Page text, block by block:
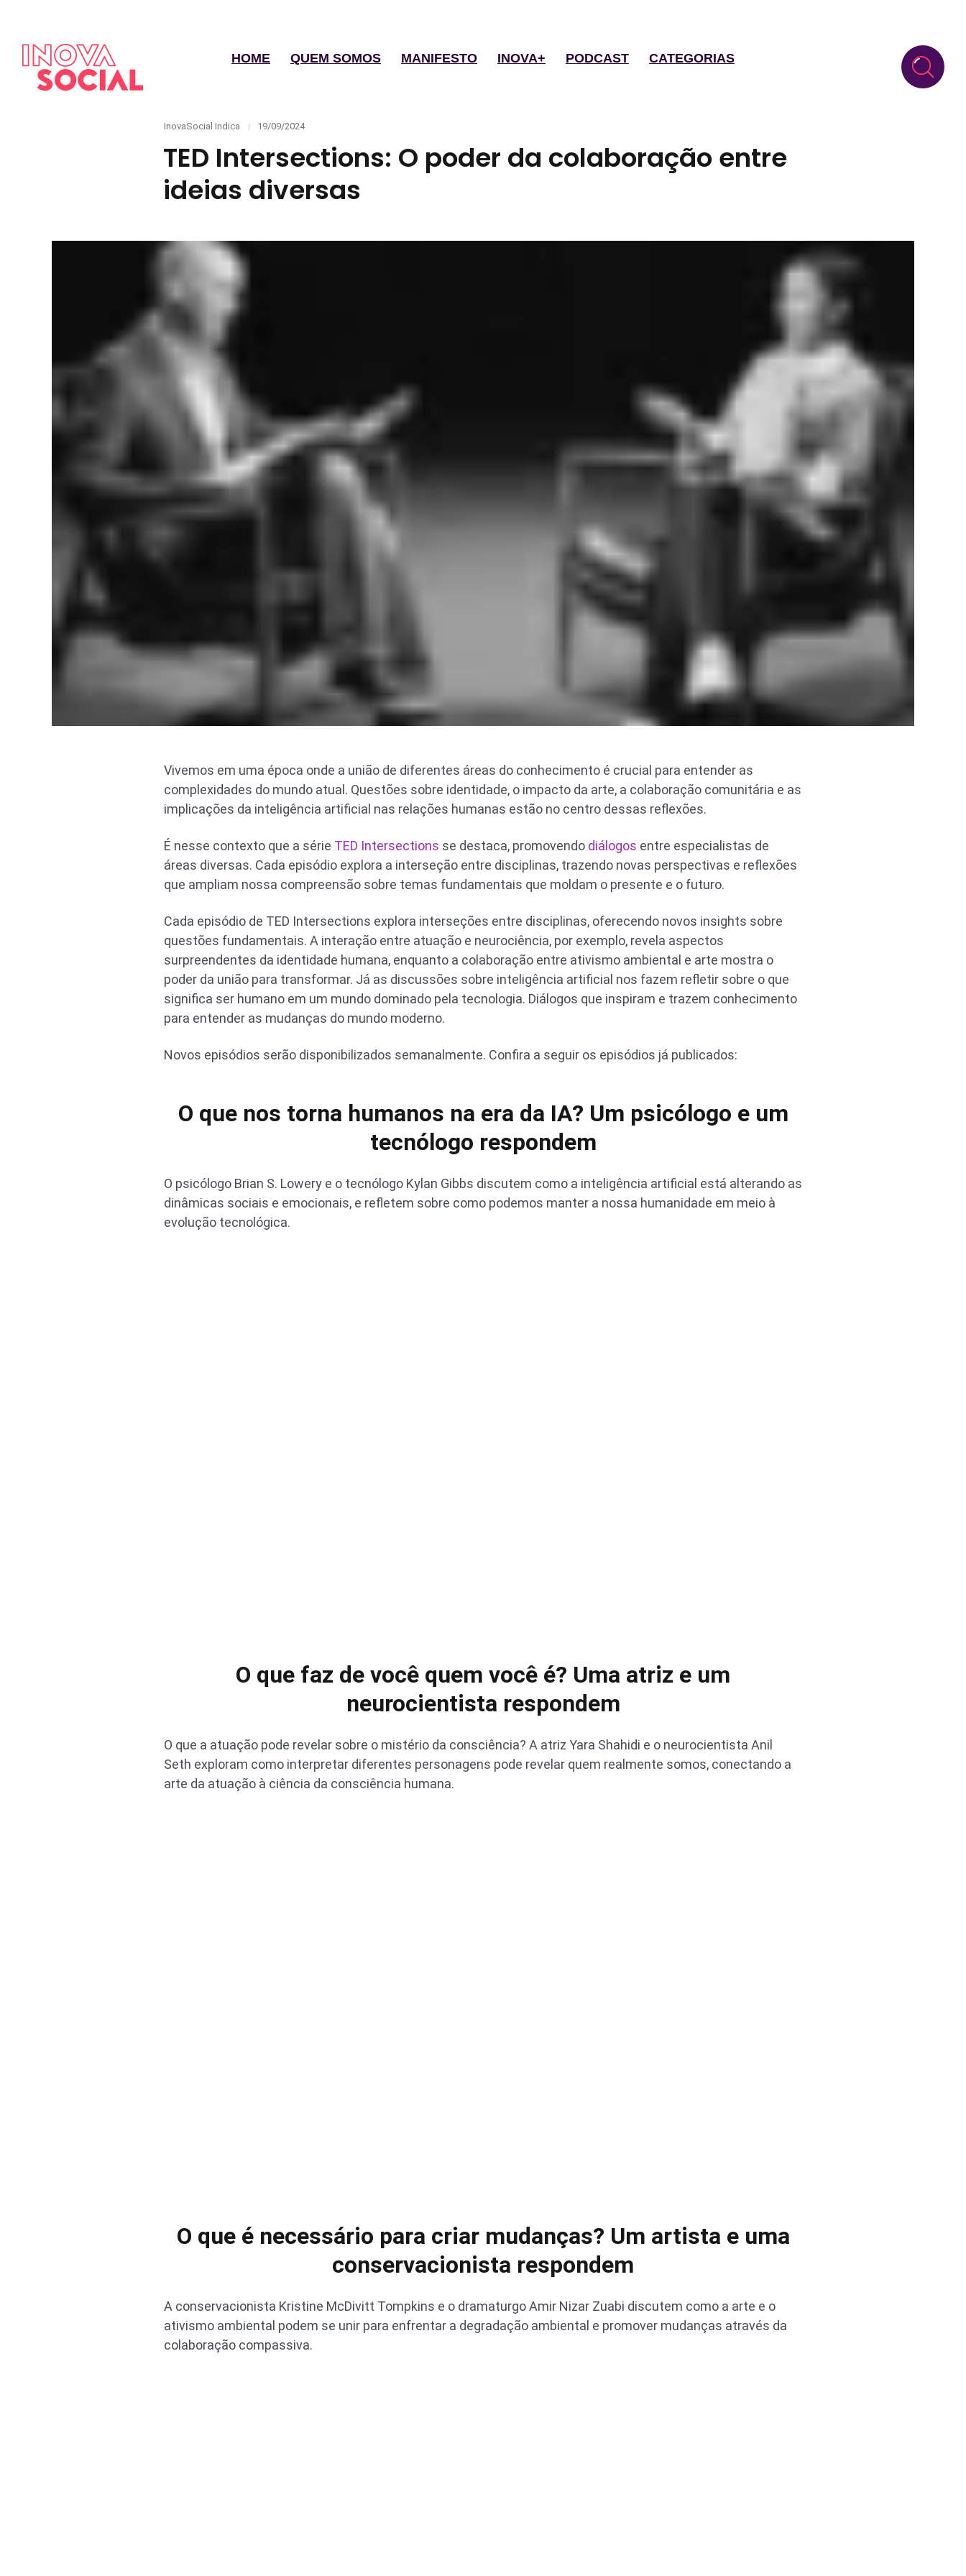
HOME QUEM SOMOS MANIFESTO INOVA+ PODCAST CATEGORIAS
Categories
InovaSocial Indica
Posted
19/09/2024
TED Intersections: O poder da colaboração entre
ideias diversas
Vivemos em uma época onde a união de diferentes áreas do conhecimento é crucial para entender as
complexidades do mundo atual. Questões sobre identidade, o impacto da arte, a colaboração comunitária e as
implicações da inteligência artificial nas relações humanas estão no centro dessas reflexões.
É nesse contexto que a série TED Intersections se destaca, promovendo diálogos entre especialistas de
áreas diversas. Cada episódio explora a interseção entre disciplinas, trazendo novas perspectivas e reflexões
que ampliam nossa compreensão sobre temas fundamentais que moldam o presente e o futuro.
Cada episódio de TED Intersections explora interseções entre disciplinas, oferecendo novos insights sobre
questões fundamentais. A interação entre atuação e neurociência, por exemplo, revela aspectos
surpreendentes da identidade humana, enquanto a colaboração entre ativismo ambiental e arte mostra o
poder da união para transformar. Já as discussões sobre inteligência artificial nos fazem refletir sobre o que
significa ser humano em um mundo dominado pela tecnologia. Diálogos que inspiram e trazem conhecimento
para entender as mudanças do mundo moderno.
Novos episódios serão disponibilizados semanalmente. Confira a seguir os episódios já publicados:
O que nos torna humanos na era da IA? Um psicólogo e um
tecnólogo respondem
O psicólogo Brian S. Lowery e o tecnólogo Kylan Gibbs discutem como a inteligência artificial está alterando as
dinâmicas sociais e emocionais, e refletem sobre como podemos manter a nossa humanidade em meio à
evolução tecnológica.
O que faz de você quem você é? Uma atriz e um
neurocientista respondem
O que a atuação pode revelar sobre o mistério da consciência? A atriz Yara Shahidi e o neurocientista Anil
Seth exploram como interpretar diferentes personagens pode revelar quem realmente somos, conectando a
arte da atuação à ciência da consciência humana.
O que é necessário para criar mudanças? Um artista e uma
conservacionista respondem
A conservacionista Kristine McDivitt Tompkins e o dramaturgo Amir Nizar Zuabi discutem como a arte e o
ativismo ambiental podem se unir para enfrentar a degradação ambiental e promover mudanças através da
colaboração compassiva.